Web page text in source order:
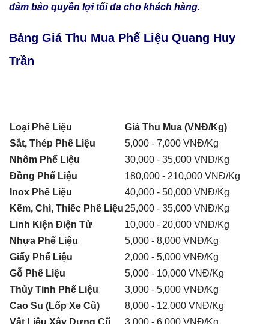
đảm bảo quyền lợi tối đa cho khách hàng.
Bảng Giá Thu Mua Phế Liệu Quang Huy
Trần
Loại Phế Liệu
Giá Thu Mua (VNĐ/Kg)
Sắt, Thép Phế Liệu
5,000 - 7,000 VNĐ/Kg
Nhôm Phế Liệu
30,000 - 35,000 VNĐ/Kg
Đồng Phế Liệu
180,000 - 210,000 VNĐ/Kg
Inox Phế Liệu
40,000 - 50,000 VNĐ/Kg
Kẽm, Chì, Thiếc Phế Liệu 25,000 - 35,000 VNĐ/Kg
Linh Kiện Điện Tử
10,000 - 20,000 VNĐ/Kg
Nhựa Phế Liệu
5,000 - 8,000 VNĐ/Kg
Giấy Phế Liệu
2,000 - 5,000 VNĐ/Kg
Gỗ Phế Liệu
5,000 - 10,000 VNĐ/Kg
Thủy Tinh Phế Liệu
3,000 - 5,000 VNĐ/Kg
Cao Su (Lốp Xe Cũ)
8,000 - 12,000 VNĐ/Kg